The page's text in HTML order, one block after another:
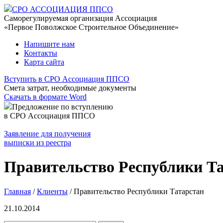
СРО АССОЦИАЦИЯ ППСО
Саморегулируемая организация Ассоциация
«Первое Поволжское Строительное Объединение»
Напишите нам
Контакты
Карта сайта
Вступить в СРО Ассоциация ППСО
Смета затрат, необходимые документы
Скачать в формате Word
Предложение по вступлению
в СРО Ассоциация ППСО
Заявление для получения
выписки из реестра
Правительство Республики
Главная /Клиенты /Правительство Республики Татарстан
21.10.2014